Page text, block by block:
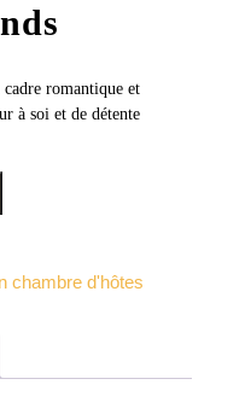
romantique et
à soi et de détente
avec petits déjeuners
chambre d'hôtes